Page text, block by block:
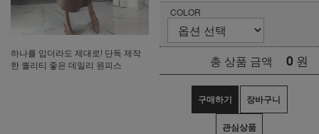
하나를 입더라도 제대로! 단독 제작
한 퀄리티 좋은 데일리 원피스
COLOR
총 상품 금액 0 원
구매하기 장바구니
관심상품